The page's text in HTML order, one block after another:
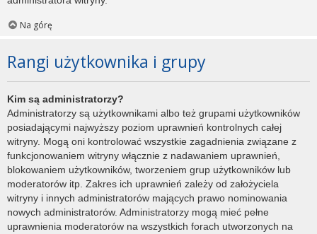
Na górę
Rangi użytkownika i grupy
Kim są administratorzy?
Administratorzy są użytkownikami albo też grupami użytkowników
posiadającymi najwyższy poziom uprawnień kontrolnych całej
witryny. Mogą oni kontrolować wszystkie zagadnienia związane z
funkcjonowaniem witryny włącznie z nadawaniem uprawnień,
blokowaniem użytkowników, tworzeniem grup użytkowników lub
moderatorów itp. Zakres ich uprawnień zależy od założyciela
witryny i innych administratorów mających prawo nominowania
nowych administratorów. Administratorzy mogą mieć pełne
uprawnienia moderatorów na wszystkich forach utworzonych na